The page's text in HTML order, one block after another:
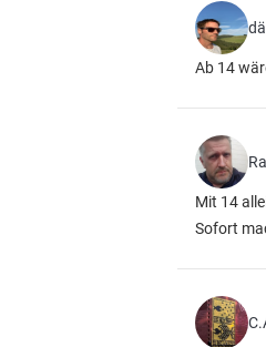
Ab 14
Mit 14
Sofort